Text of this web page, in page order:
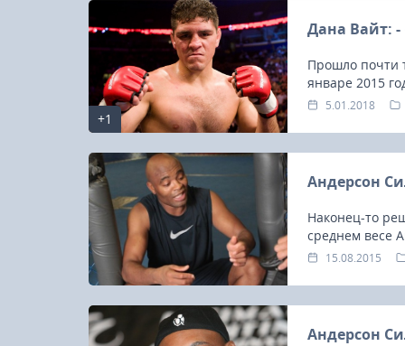
+1
Дана Вайт:
Прошло почти
январе 2015
5.01.2018
Андерсон
Наконец-то
среднем весе
15.08.2015
Андерсон